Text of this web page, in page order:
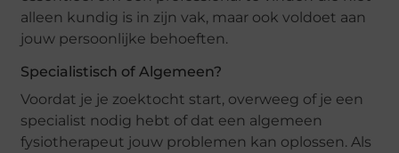
alleen kundig is in zijn vak, maar ook voldoet aan
jouw persoonlijke behoeften.
Specialistisch of Algemeen?
Voordat je je zoektocht start, overweeg of je een
specialist nodig hebt of dat een algemeen
fysiotherapeut jouw problemen kan oplossen. Als